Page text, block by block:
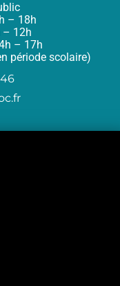
– 18h
– 12h
– 17h
période scolaire)